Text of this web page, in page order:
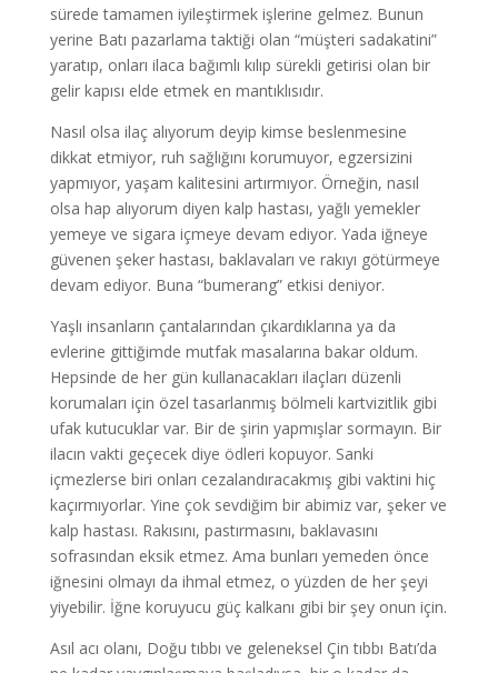
sürede tamamen iyileştirmek işlerine gelmez. Bunun
yerine Batı pazarlama taktiği olan “müşteri sadakatini”
yaratıp, onları ilaca bağımlı kılıp sürekli getirisi olan bir
gelir kapısı elde etmek en mantıklısıdır.
Nasıl olsa ilaç alıyorum deyip kimse beslenmesine
dikkat etmiyor, ruh sağlığını korumuyor, egzersizini
yapmıyor, yaşam kalitesini artırmıyor. Örneğin, nasıl
olsa hap alıyorum diyen kalp hastası, yağlı yemekler
yemeye ve sigara içmeye devam ediyor. Yada iğneye
güvenen şeker hastası, baklavaları ve rakıyı götürmeye
devam ediyor. Buna “bumerang” etkisi deniyor.
Yaşlı insanların çantalarından çıkardıklarına ya da
evlerine gittiğimde mutfak masalarına bakar oldum.
Hepsinde de her gün kullanacakları ilaçları düzenli
korumaları için özel tasarlanmış bölmeli kartvizitlik gibi
ufak kutucuklar var. Bir de şirin yapmışlar sormayın. Bir
ilacın vakti geçecek diye ödleri kopuyor. Sanki
içmezlerse biri onları cezalandıracakmış gibi vaktini hiç
kaçırmıyorlar. Yine çok sevdiğim bir abimiz var, şeker ve
kalp hastası. Rakısını, pastırmasını, baklavasını
sofrasından eksik etmez. Ama bunları yemeden önce
iğnesini olmayı da ihmal etmez, o yüzden de her şeyi
yiyebilir. İğne koruyucu güç kalkanı gibi bir şey onun için.
Asıl acı olanı, Doğu tıbbı ve geleneksel Çin tıbbı Batı’da